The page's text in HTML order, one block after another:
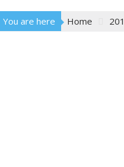
You are here Home